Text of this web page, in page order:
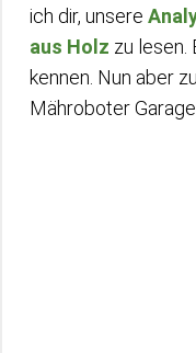
ich dir, unsere
aus Holz zu lesen.
kennen. Nun aber
Mähroboter